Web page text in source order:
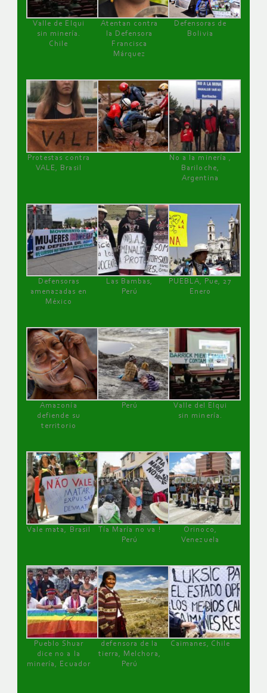
Valle de Elqui
sin minería.
Chile
Atentan contra
la Defensora
Francisca
Márquez
Defensoras de
Bolivia
Protestas contra
VALE, Brasil
No a la minería ,
Bariloche,
Argentina
Defensoras
amenazadas en
México
Las Bambas,
Perú
PUEBLA, Pue, 27
Enero
Amazonía
defiende su
territorio
Perú
Valle del Elqui
sin minería.
Vale mata, Brasil
Tía María no va !
Perú
Orinoco,
Venezuela
Pueblo Shuar
dice no a la
minería, Ecuador
defensora de la
tierra, Melchora,
Perú
Caimanes, Chile